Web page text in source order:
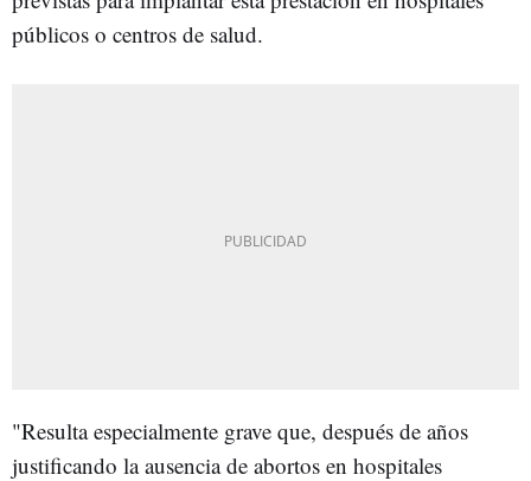
públicos o centros de salud.
"Resulta especialmente grave que, después de años
justificando la ausencia de abortos en hospitales